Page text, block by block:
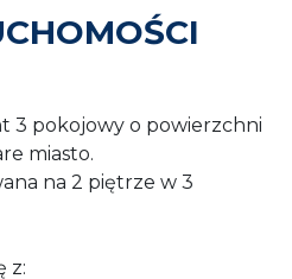
3 pokojowy o powierzchni
miasto.
na 2 piętrze w 3
z: